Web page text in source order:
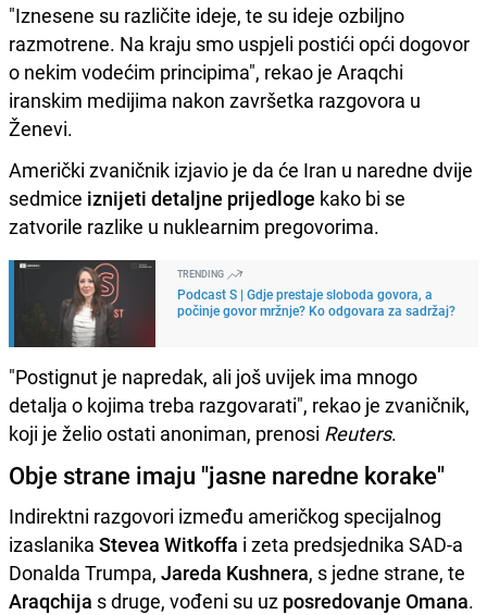
"Iznesene su različite ideje, te su ideje ozbiljno
razmotrene. Na kraju smo uspjeli postići opći dogovor
o nekim vodećim principima", rekao je Araqchi
iranskim medijima nakon završetka razgovora u
Ženevi.
Američki zvaničnik izjavio je da će Iran u naredne dvije
sedmice iznijeti detaljne prijedloge kako bi se
zatvorile razlike u nuklearnim pregovorima.
TRENDING
Podcast S | Gdje prestaje sloboda govora, a
počinje govor mržnje? Ko odgovara za sadržaj?
"Postignut je napredak, ali još uvijek ima mnogo
detalja o kojima treba razgovarati", rekao je zvaničnik,
koji je želio ostati anoniman, prenosi Reuters.
Obje strane imaju "jasne naredne korake"
Indirektni razgovori između američkog specijalnog
izaslanika Stevea Witkoffa i zeta predsjednika SAD-a
Donalda Trumpa, Jareda Kushnera, s jedne strane, te
Araqchija s druge, vođeni su uz posredovanje Omana.